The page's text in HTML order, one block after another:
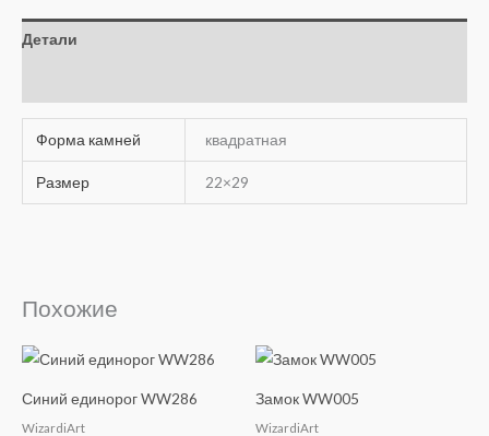
Детали
Форма камней квадратная
Размер 22×29
Похожие
Синий единорог WW286
WizardiArt
Замок WW005
WizardiArt